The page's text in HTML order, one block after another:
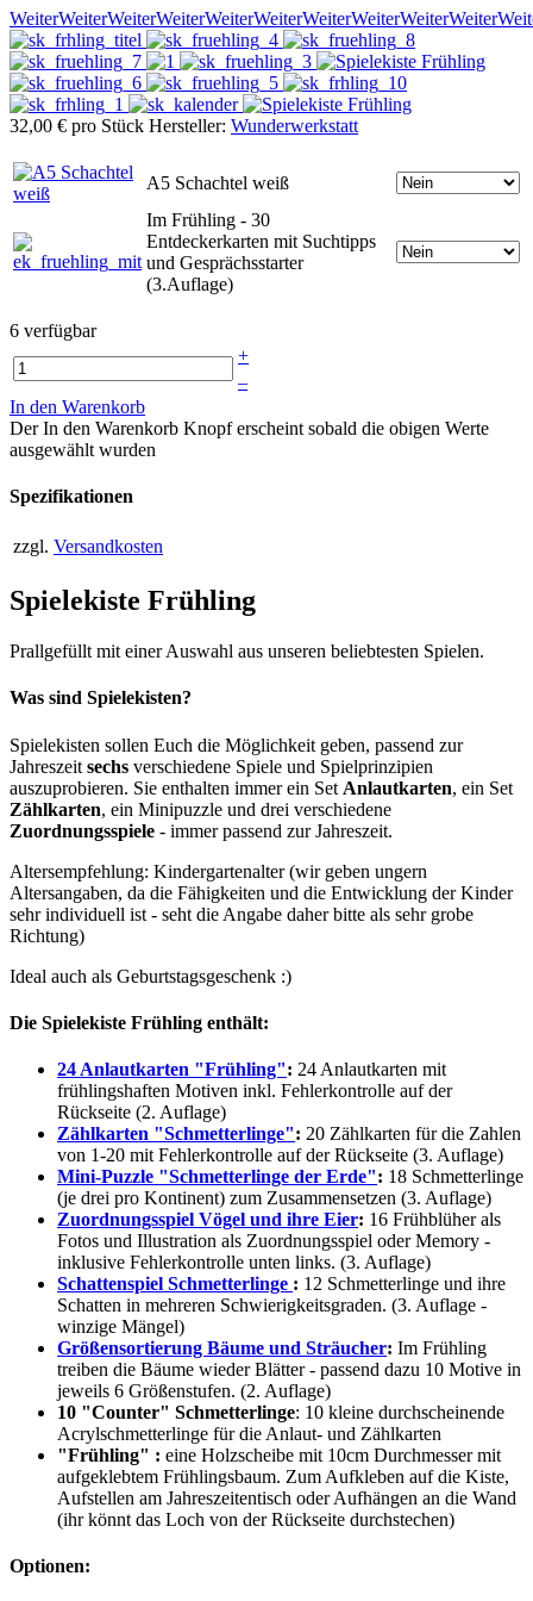
WeiterWeiterWeiterWeiterWeiterWeiterWeiterWeiterWeiterWeiter
32,00 € pro Stück Hersteller: Wunderwerkstatt
A5 Schachtel weiß
Im Frühling - 30
Entdeckerkarten mit Suchtipps
und Gesprächsstarter
(3.Auflage)
6 verfügbar
+
–
In den Warenkorb
Der In den Warenkorb Knopf erscheint sobald die obigen Werte
ausgewählt wurden
Spezifikationen
zzgl. Versandkosten
Spielekiste Frühling
Prallgefüllt mit einer Auswahl aus unseren beliebtesten Spielen.
Was sind Spielekisten?
Spielekisten sollen Euch die Möglichkeit geben, passend zur
Jahreszeit sechs verschiedene Spiele und Spielprinzipien
auszuprobieren. Sie enthalten immer ein Set Anlautkarten, ein Set
Zählkarten, ein Minipuzzle und drei verschiedene
Zuordnungsspiele - immer passend zur Jahreszeit.
Altersempfehlung: Kindergartenalter (wir geben ungern
Altersangaben, da die Fähigkeiten und die Entwicklung der Kinder
sehr individuell ist - seht die Angabe daher bitte als sehr grobe
Richtung)
Ideal auch als Geburtstagsgeschenk :)
Die Spielekiste Frühling enthält:
24 Anlautkarten "Frühling": 24 Anlautkarten mit
frühlingshaften Motiven inkl. Fehlerkontrolle auf der
Rückseite (2. Auflage)
Zählkarten "Schmetterlinge": 20 Zählkarten für die Zahlen
von 1-20 mit Fehlerkontrolle auf der Rückseite (3. Auflage)
Mini-Puzzle "Schmetterlinge der Erde": 18 Schmetterlinge
(je drei pro Kontinent) zum Zusammensetzen (3. Auflage)
Zuordnungsspiel Vögel und ihre Eier: 16 Frühblüher als
Fotos und Illustration als Zuordnungsspiel oder Memory -
inklusive Fehlerkontrolle unten links. (3. Auflage)
Schattenspiel Schmetterlinge : 12 Schmetterlinge und ihre
Schatten in mehreren Schwierigkeitsgraden. (3. Auflage -
winzige Mängel)
Größensortierung Bäume und Sträucher: Im Frühling
treiben die Bäume wieder Blätter - passend dazu 10 Motive in
jeweils 6 Größenstufen. (2. Auflage)
10 "Counter" Schmetterlinge: 10 kleine durchscheinende
Acrylschmetterlinge für die Anlaut- und Zählkarten
"Frühling" : eine Holzscheibe mit 10cm Durchmesser mit
aufgeklebtem Frühlingsbaum. Zum Aufkleben auf die Kiste,
Aufstellen am Jahreszeitentisch oder Aufhängen an die Wand
(ihr könnt das Loch von der Rückseite durchstechen)
Optionen: